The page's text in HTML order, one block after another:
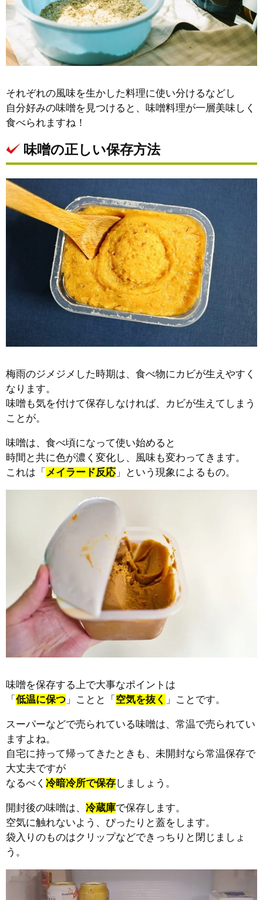
それぞれの風味を生かした料理に使い分けるなどし
自分好みの味噌を見つけると、味噌料理が一層美味しく
食べられますね！
味噌の正しい保存方法
梅雨のジメジメした時期は、食べ物にカビが生えやすく
なります。
味噌も気を付けて保存しなければ、カビが生えてしまう
ことが。
味噌は、食べ頃になって使い始めると
時間と共に色が濃く変化し、風味も変わってきます。
これは「 メイラード反応 」という現象によるもの。
味噌を保存する上で大事なポイントは
「 低温に保つ 」ことと「 空気を抜く 」ことです。
スーパーなどで売られている味噌は、常温で売られてい
ますよね。
自宅に持って帰ってきたときも、未開封なら常温保存で
大丈夫ですが
なるべく 冷暗冷所で保存しましょう。
開封後の味噌は、 冷蔵庫で保存します。
空気に触れないよう、ぴったりと蓋をします。
袋入りのものはクリップなどできっちりと閉じましょ
う。